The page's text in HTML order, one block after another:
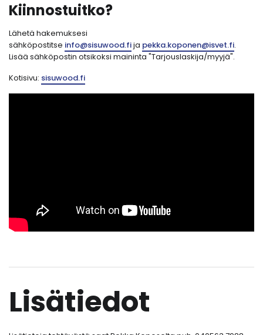
Kiinnostuitko?
Lähetä hakemuksesi
sähköpostitse info@sisuwood.fija pekka.koponen@isvet.fi.
Lisää sähköpostin otsikoksi maininta "Tarjouslaskija/myyjä".
Kotisivu: sisuwood.fi⁠
Lisätiedot